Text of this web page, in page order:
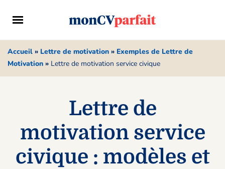
Accueil » Lettre de motivation » Exemples de Lettre de
Motivation » Lettre de motivation service civique
Lettre de
motivation service
civique : modèles et